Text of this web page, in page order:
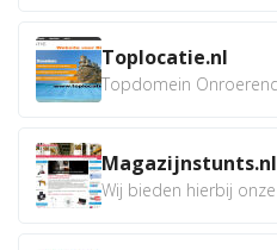
Toplocatie.nl
Magazijnstunts.nl